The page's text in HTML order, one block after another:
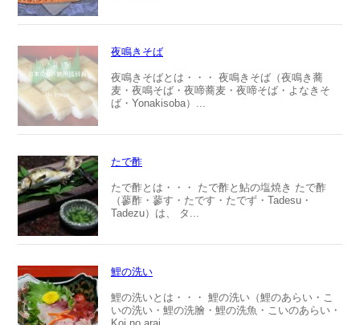
夜鳴きそば
夜鳴きそばとは・・・ 夜鳴きそば（夜鳴き蕎
麦・夜鳴そば・夜啼蕎麦・夜啼そば・よなきそ
ば・Yonakisoba）...
たで酢
たで酢とは・・・ たで酢と鮎の塩焼き たで酢
（蓼酢・蓼す・たです・たでず・Tadesu・
Tadezu）は、 タ...
鯉の洗い
鯉の洗いとは・・・ 鯉の洗い（鯉のあらい・こ
いの洗い・鯉の洗膾・鯉の洗魚・こいのあらい・